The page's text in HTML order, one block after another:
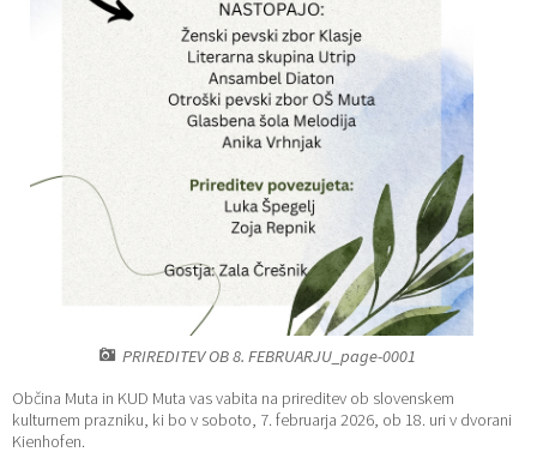
PRIREDITEV OB 8. FEBRUARJU_page-0001
Občina Muta in KUD Muta vas vabita na prireditev ob slovenskem
kulturnem prazniku, ki bo v soboto, 7. februarja 2026, ob 18. uri v dvorani
Kienhofen.
Katalog informacij javnega značaja